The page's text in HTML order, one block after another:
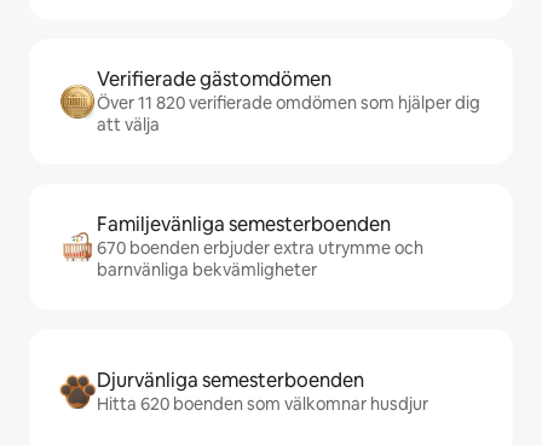
Verifierade gästomdömen
Över 11 820 verifierade omdömen som hjälper dig
att välja
Familjevänliga semesterboenden
670 boenden erbjuder extra utrymme och
barnvänliga bekvämligheter
Djurvänliga semesterboenden
Hitta 620 boenden som välkomnar husdjur